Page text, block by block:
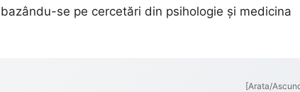
se pe cercetări din psihologie și medicina
[Arata/